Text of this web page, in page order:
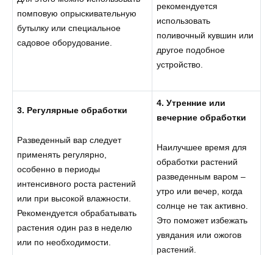
помповую опрыскивательную
бутылку или специальное
садовое оборудование.
рекомендуется
использовать
поливочный кувшин или
другое подобное
устройство.
3. Регулярные обработки
Разведенный вар следует
применять регулярно,
особенно в периоды
интенсивного роста растений
или при высокой влажности.
Рекомендуется обрабатывать
растения один раз в неделю
или по необходимости.
4. Утренние или
вечерние обработки
Наилучшее время для
обработки растений
разведенным варом –
утро или вечер, когда
солнце не так активно.
Это поможет избежать
увядания или ожогов
растений.